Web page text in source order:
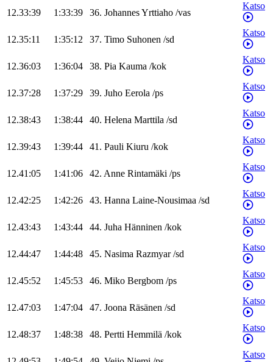
12.33:39 1:33:39 36. JohannesYrttiaho /vas
Katso
12.35:11 1:35:12 37. Timo Suhonen /sd
Katso
12.36:03 1:36:04 38. Pia Kauma /kok
Katso
12.37:28 1:37:29 39. Juho Eerola /ps
Katso
12.38:43 1:38:44 40. Helena Marttila /sd
Katso
12.39:43 1:39:44 41. Pauli Kiuru /kok
Katso
12.41:05 1:41:06 42. Anne Rintamäki /ps
Katso
12.42:25 1:42:26 43. Hanna Laine-Nousimaa /sd
Katso
12.43:43 1:43:44 44. Juha Hänninen /kok
Katso
12.44:47 1:44:48 45. Nasima Razmyar/sd
Katso
12.45:52 1:45:53 46. Miko Bergbom /ps
Katso
12.47:03 1:47:04 47. Joona Räsänen /sd
Katso
12.48:37 1:48:38 48. Pertti Hemmilä /kok
Katso
Katso